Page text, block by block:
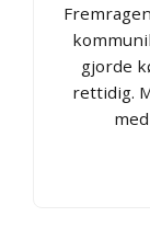
gjorde
rettidig.